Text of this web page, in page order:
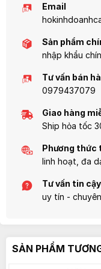
Email
Sản phẩm
nhập khẩu
Tư vấn bán
0979437079
Giao hàng
Ship hỏa tốc
Phương thức
linh hoạt, đa
Tư vấn tin cậy
uy tín -
SẢN PHẨM